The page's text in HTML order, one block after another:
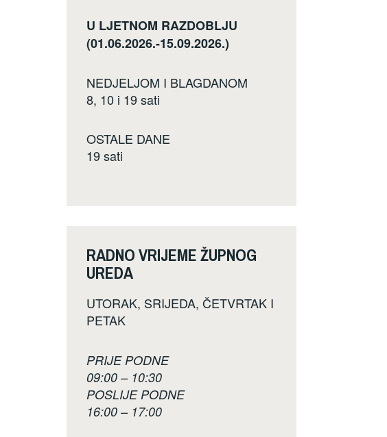
U LJETNOM RAZDOBLJU
(01.06.2026.-15.09.2026.)
NEDJELJOM I BLAGDANOM
8, 10 i 19 sati
OSTALE DANE
19 sati
RADNO VRIJEME ŽUPNOG
UREDA
UTORAK, SRIJEDA, ČETVRTAK I
PETAK
PRIJE PODNE
09:00 – 10:30
POSLIJE PODNE
16:00 – 17:00